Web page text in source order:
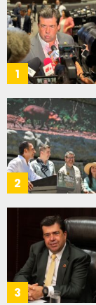
1
2
3